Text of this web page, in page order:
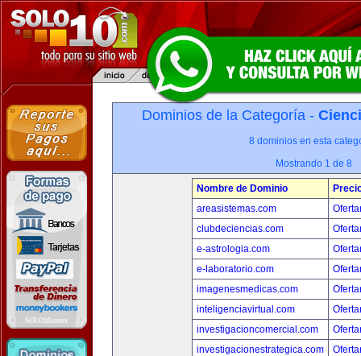
Dominios de la Categoría -
8 dominios en esta
Mostrando 1 de 8
Nombre de Dominio
areasistemas.com
clubdeciencias.com
e-astrologia.com
e-laboratorio.com
imagenesmedicas.com
inteligenciavirtual.com
investigacioncomercial.com
investigacionestrategica.com